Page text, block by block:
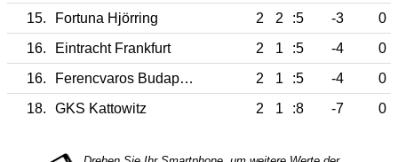
15.
Fortuna Hjörring 2 2 :5 -3
0
16.
Eintracht Frankfurt 2 1 :5 -4
0
16.
Ferencvaros Budapest 2 1 :5 -4
0
18.
GKS Kattowitz 2 1 :8 -7 0